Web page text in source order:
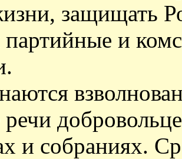
защищать
и
речи
и собраниях.